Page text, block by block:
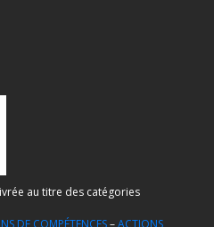
au titre des catégories